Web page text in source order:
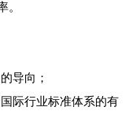
。
导向；
际行业标准体系的有